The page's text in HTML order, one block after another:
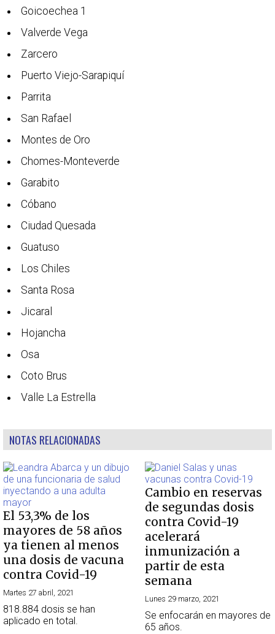
Goicoechea 1
Valverde Vega
Zarcero
Puerto Viejo-Sarapiquí
Parrita
San Rafael
Montes de Oro
Chomes-Monteverde
Garabito
Cóbano
Ciudad Quesada
Guatuso
Los Chiles
Santa Rosa
Jicaral
Hojancha
Osa
Coto Brus
Valle La Estrella
NOTAS RELACIONADAS
El 53,3% de los
mayores de 58 años
ya tienen al menos
una dosis de vacuna
contra Covid-19
Martes 27 abril, 2021
818.884 dosis se han
aplicado en total.
Cambio en reservas
de segundas dosis
contra Covid-19
acelerará
inmunización a
partir de esta
semana
Lunes 29 marzo, 2021
Se enfocarán en mayores de
65 años.